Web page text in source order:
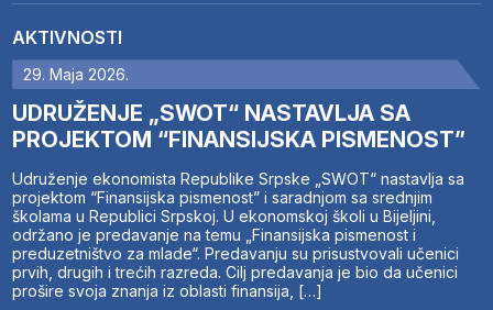
AKTIVNOSTI
29. Maja 2026.
UDRUŽENJE „SWOT“ NASTAVLJA SA
PROJEKTOM “FINANSIJSKA PISMENOST”
Udruženje ekonomista Republike Srpske „SWOT“ nastavlja sa
projektom “Finansijska pismenost” i saradnjom sa srednjim
školama u Republici Srpskoj. U ekonomskoj školi u Bijeljini,
održano je predavanje na temu „Finansijska pismenost i
preduzetništvo za mlade“. Predavanju su prisustvovali učenici
prvih, drugih i trećih razreda. Cilj predavanja je bio da učenici
prošire svoja znanja iz oblasti finansija, […]